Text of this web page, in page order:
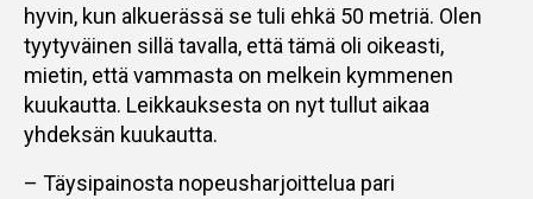
hyvin, kun alkuerässä se tuli ehkä 50 metriä. Olen
tyytyväinen sillä tavalla, että tämä oli oikeasti,
mietin, että vammasta on melkein kymmenen
kuukautta. Leikkauksesta on nyt tullut aikaa
yhdeksän kuukautta.
– Täysipainosta nopeusharjoittelua pari